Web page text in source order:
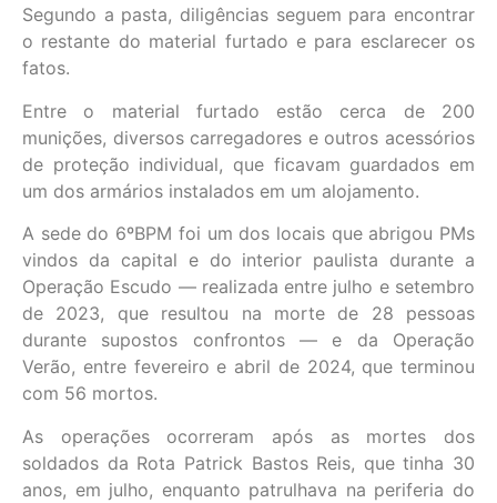
Segundo a pasta, diligências seguem para encontrar
o restante do material furtado e para esclarecer os
fatos.
Entre o material furtado estão cerca de 200
munições, diversos carregadores e outros acessórios
de proteção individual, que ficavam guardados em
um dos armários instalados em um alojamento.
A sede do 6ºBPM foi um dos locais que abrigou PMs
vindos da capital e do interior paulista durante a
Operação Escudo — realizada entre julho e setembro
de 2023, que resultou na morte de 28 pessoas
durante supostos confrontos — e da Operação
Verão, entre fevereiro e abril de 2024, que terminou
com 56 mortos.
As operações ocorreram após as mortes dos
soldados da Rota Patrick Bastos Reis, que tinha 30
anos, em julho, enquanto patrulhava na periferia do